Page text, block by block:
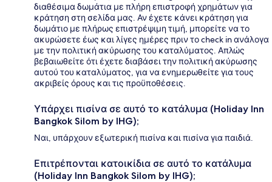
διαθέσιμα δωμάτια με πλήρη επιστροφή χρημάτων για
κράτηση στη σελίδα μας. Αν έχετε κάνει κράτηση για
δωμάτιο με πλήρως επιστρέψιμη τιμή, μπορείτε να το
ακυρώσετε έως και λίγες ημέρες πριν το check in ανάλογα
με την πολιτική ακύρωσης του καταλύματος. Απλώς
βεβαιωθείτε ότι έχετε διαβάσει την πολιτική ακύρωσης
αυτού του καταλύματος, για να ενημερωθείτε για τους
ακριβείς όρους και τις προϋποθέσεις.
Υπάρχει πισίνα σε αυτό το κατάλυμα (Holiday Inn
Bangkok Silom by IHG);
Ναι, υπάρχουν εξωτερική πισίνα και πισίνα για παιδιά.
Επιτρέπονται κατοικίδια σε αυτό το κατάλυμα
(Holiday Inn Bangkok Silom by IHG);